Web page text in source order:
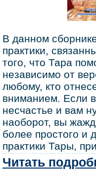
В данном
практики,
того, что Тара
независимо от
любому, кто
вниманием. Если
несчастье и вам
наоборот, вы
более простого и
практики Тары,
Читать